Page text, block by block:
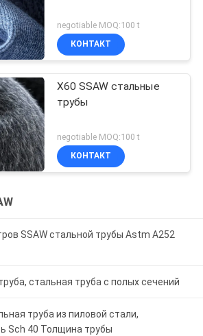
negotiable MOQ:100 t
КОНТАКТ
X60 SSAW стальные
трубы
negotiable MOQ:100 t
КОНТАКТ
SSAW стальной трубы Astm A252
стальная труба с полых сечений
труба из пиловой стали,
Sch 40 Толщина трубы